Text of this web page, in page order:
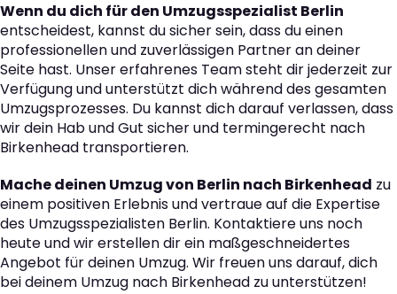
Wenn du dich für den Umzugsspezialist Berlin
entscheidest, kannst du sicher sein, dass du einen
professionellen und zuverlässigen Partner an deiner
Seite hast. Unser erfahrenes Team steht dir jederzeit zur
Verfügung und unterstützt dich während des gesamten
Umzugsprozesses. Du kannst dich darauf verlassen, dass
wir dein Hab und Gut sicher und termingerecht nach
Birkenhead transportieren.
Mache deinen Umzug von Berlin nach Birkenhead zu
einem positiven Erlebnis und vertraue auf die Expertise
des Umzugsspezialisten Berlin. Kontaktiere uns noch
heute und wir erstellen dir ein maßgeschneidertes
Angebot für deinen Umzug. Wir freuen uns darauf, dich
bei deinem Umzug nach Birkenhead zu unterstützen!